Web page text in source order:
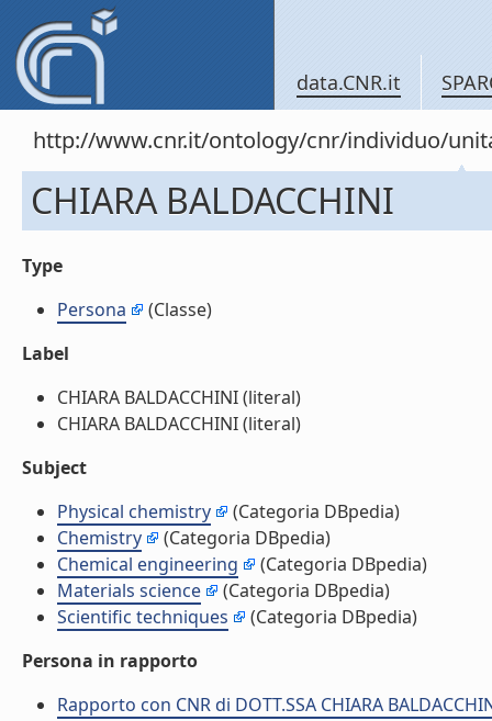
data.CNR.it
http://www.cnr.it/ontology/cnr/individuo/
CHIARA BALDACCHINI
Type
Persona
(Classe)
Label
CHIARA BALDACCHINI (literal)
CHIARA BALDACCHINI (literal)
Subject
Physical chemistry
(Categoria DBpedia)
Chemistry
(Categoria DBpedia)
Chemical engineering
(Categoria DBpedia)
Materials science
(Categoria DBpedia)
Scientific techniques
(Categoria DBpedia)
Persona in rapporto
Rapporto con CNR di DOTT.SSA CHIARA